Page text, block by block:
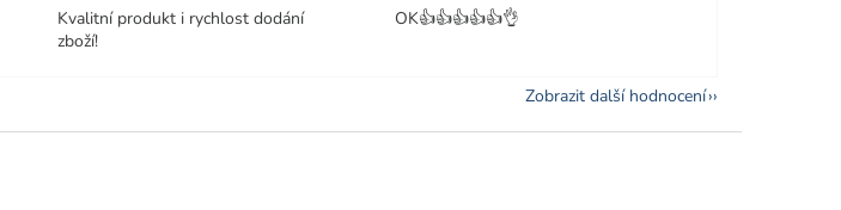
Kvalitní produkt i rychlost dodání
zboží!
OK👍👍👍👍👍👌
Zobrazit další hodnocení